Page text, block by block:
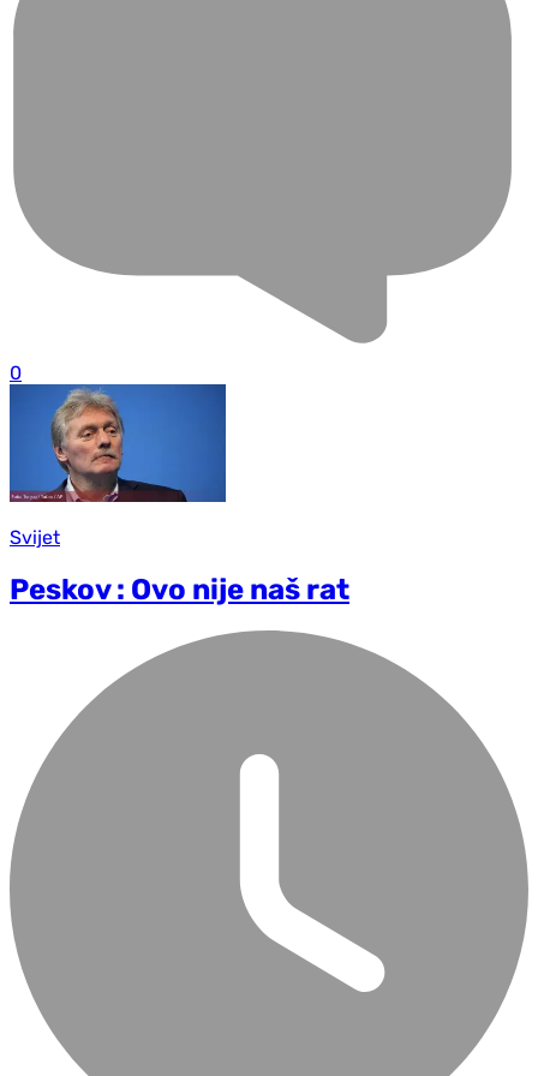
0
Svijet
Peskov : Ovo nije naš rat